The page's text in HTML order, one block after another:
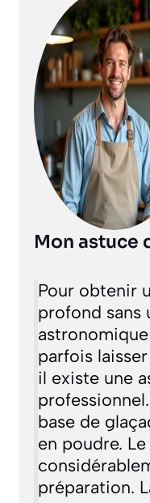
Mon astuce
Pour obtenir
profond sans
parfois
il existe une
base de
en poudre.
préparation.